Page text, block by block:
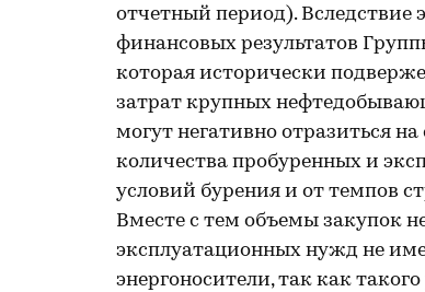
отчетный период). Вследствие
финансовых результатов
которая исторически
затрат крупных
могут негативно отразиться
количества пробуренных и
условий бурения и от темпов
Вместе с тем объемы закупок
эксплуатационных нужд не
энергоносители, так как